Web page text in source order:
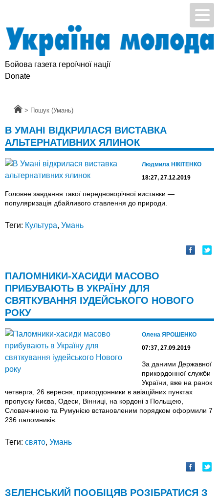
Бойова газета героїчної нації
Donate
Головна
> Пошук (Умань)
В УМАНІ ВІДКРИЛАСЯ ВИСТАВКА
АЛЬТЕРНАТИВНИХ ЯЛИНОК
Людмила НІКІТЕНКО
18:27, 27.12.2019
Головне завдання такої передноворічної виставки ―
популяризація дбайливого ставлення до природи.
Теги: Культура, Умань
ПАЛОМНИКИ-ХАСИДИ МАСОВО
ПРИБУВАЮТЬ В УКРАЇНУ ДЛЯ
СВЯТКУВАННЯ ІУДЕЙСЬКОГО НОВОГО
РОКУ
Олена ЯРОШЕНКО
07:37, 27.09.2019
За даними Державної
прикордонної служби
України, вже на ранок
четверга, 26 вересня, прикордонники в авіаційних пунктах
пропуску Києва, Одеси, Вінниці, на кордоні з Польщею,
Словаччиною та Румунією встановленим порядком оформили 7
236 паломників.
Теги: свято, Умань
ЗЕЛЕНСЬКИЙ ПООБІЦЯВ РОЗІБРАТИСЯ З